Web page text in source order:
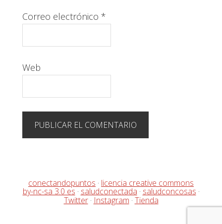
Correo electrónico *
Web
conectandopuntos · licencia creative commons
by-nc-sa 3.0 es · saludconectada · saludconcosas ·
Twitter· Instagram · Tienda